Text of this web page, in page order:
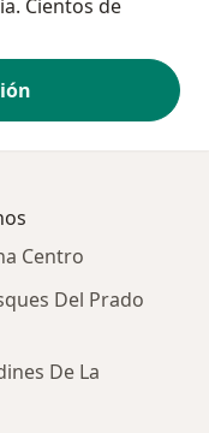
Cientos de
Centro
Del Prado
De La